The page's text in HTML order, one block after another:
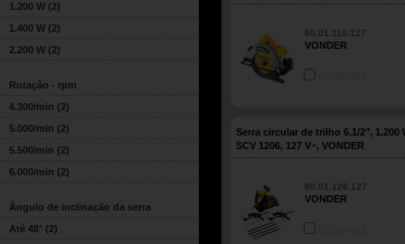
1.200 W (2)
1.400 W (2)
2.200 W (2)
Rotação - rpm
4.300/min (2)
5.000/min (2)
5.500/min (2)
6.000/min (2)
Ângulo de inclinação da serra
Até 48° (2)
60.01.110.127
VONDER
Serra circular de trilho 6.1/2", 1.200
SCV 1206, 127 V~, VONDER
60.01.126.127
VONDER